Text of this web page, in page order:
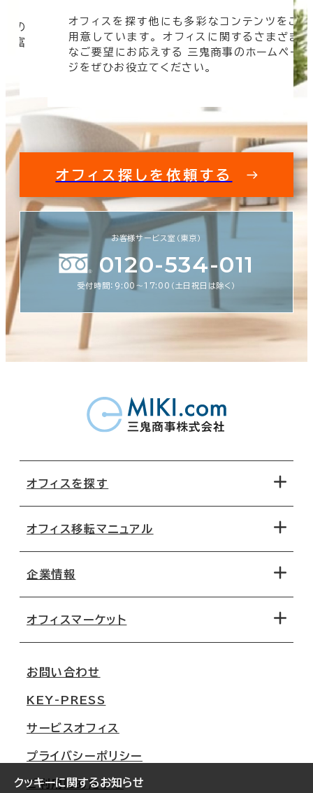
クッキーに関するお知らせ
の
豊富
オフィスを探す他にも多彩なコンテンツをご
用意しています。 オフィスに関するさまざま
なご要望にお応えする 三鬼商事のホームペー
ジをぜひお役立てください。
オフィス探しを依頼する
お客様サービス室（東京）
0120-534-011
受付時間：9:00〜17:00（土日祝日は除く）
オフィスを探す
地図から探す
路線・駅から探す
オフィス移転マニュアル
移転コストシミュレーション
移転スケジュール
オフィス移転Q&A
企業情報
オフィスマーケット
大阪
名古屋
札幌
仙台
お問い合わせ
KEY-PRESS
サービスオフィス
プライバシーポリシー
ご利用にあたって